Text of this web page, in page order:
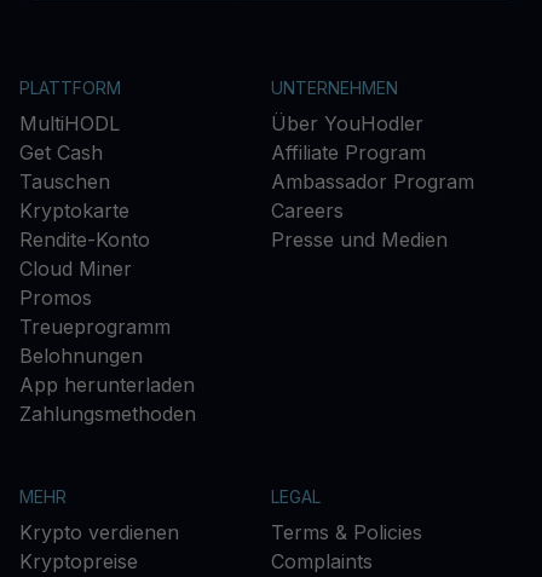
PLATTFORM
MultiHODL
Get Cash
Tauschen
Kryptokarte
Rendite-Konto
Cloud Miner
Promos
Treueprogramm
Belohnungen
App herunterladen
Zahlungsmethoden
UNTERNEHMEN
Über YouHodler
Affiliate Program
Ambassador Program
Careers
Presse und Medien
MEHR
Krypto verdienen
Kryptopreise
LEGAL
Terms & Policies
Complaints